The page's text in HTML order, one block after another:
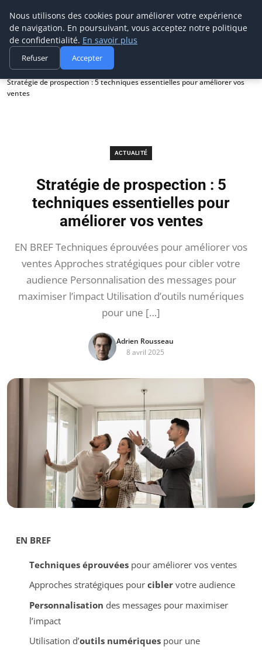
Prospection Pro
Accueil
Actualité
Stratégie de prospection : 5 techniques essentielles pour améliorer vos
ventes
ACTUALITÉ
Stratégie de prospection : 5
techniques essentielles pour
améliorer vos ventes
EN BREF Techniques éprouvées pour améliorer vos
ventes Approches stratégiques pour cibler votre
audience Personnalisation des messages pour
maximiser l’impact Utilisation d’outils numériques
pour une […]
Adrien Rousseau
8 avril 2025
EN BREF
Techniques éprouvéespour améliorer vos ventes
Approches stratégiques pour ciblervotre audience
Personnalisation des messages pour maximiser
l’impact
Utilisation d’outils numériquespour une
Nous utilisons des cookies pour améliorer votre expérience
de navigation. En poursuivant, vous acceptez notre politique
de confidentialité. En savoir plus
Refuser Accepter